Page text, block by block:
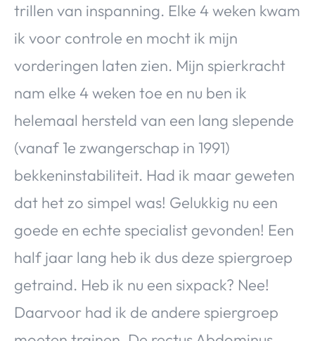
trillen van inspanning. Elke 4 weken kwam
ik voor controle en mocht ik mijn
vorderingen laten zien. Mijn spierkracht
nam elke 4 weken toe en nu ben ik
helemaal hersteld van een lang slepende
(vanaf 1e zwangerschap in 1991)
bekkeninstabiliteit. Had ik maar geweten
dat het zo simpel was! Gelukkig nu een
goede en echte specialist gevonden! Een
half jaar lang heb ik dus deze spiergroep
getraind. Heb ik nu een sixpack? Nee!
Daarvoor had ik de andere spiergroep